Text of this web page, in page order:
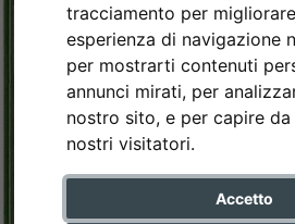
tracciamento per
esperienza di navigazione
per mostrarti contenuti
annunci mirati, per
nostro sito, e per capire
nostri visitatori.
Accetto
Indietro